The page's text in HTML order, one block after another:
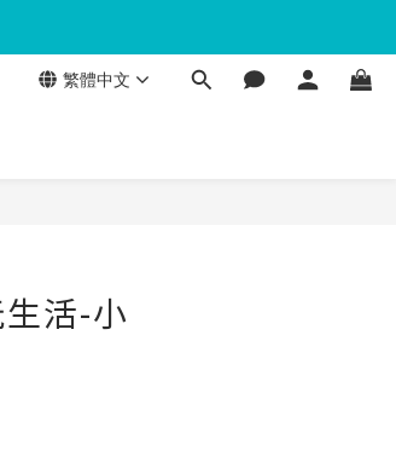
繁體中文
生活-小